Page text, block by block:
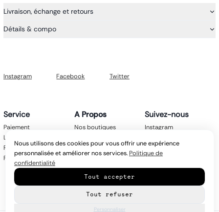
Livraison, échange et retours
Détails & compo
Instagram Facebook Twitter
Service
Paiement
Livraison
Retours
FAQ
A Propos
Nos boutiques
Mentions légales
CGV
Politique de
confidentialité
Suivez-nous
Instagram
Twitter
Nous utilisons des cookies pour vous offrir une expérience
personnalisée et améliorer nos services. Politique de
confidentialité
Tout accepter
Tout refuser
Personnaliser